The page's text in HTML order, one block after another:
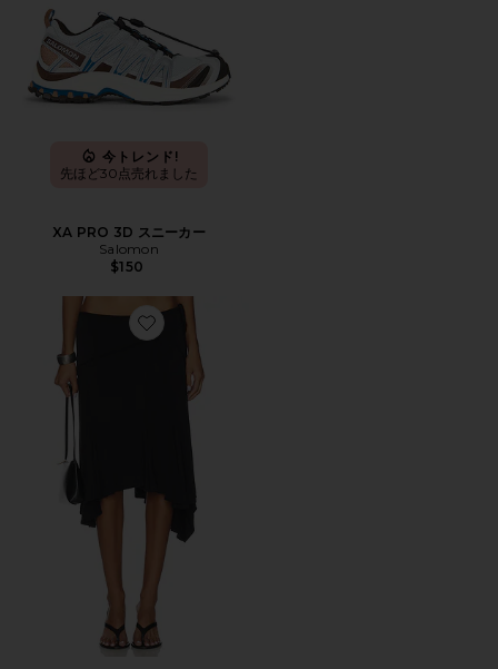
今トレンド!
先ほど30点売れました
XA PRO 3D スニーカー
Salomon
$150
Favorite SHARNI ミディ丈スカート